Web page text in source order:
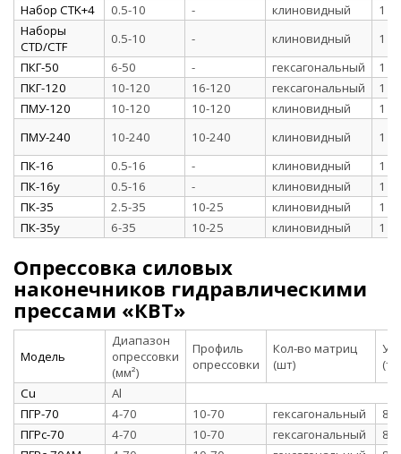
Набор CTK+4
0.5-10 - клиновидный
1
Наборы
CTD/CTF
0.5-10 - клиновидный
1
ПКГ-50
6-50 - гексагональный
1
ПКГ-120
10-120 16-120 гексагональный
1
ПМУ-120
10-120 10-120 клиновидный
1
ПМУ-240
10-240 10-240 клиновидный
1
ПК-16
0.5-16 - клиновидный
1
ПК-16у
0.5-16 - клиновидный
1
ПК-35
2.5-35 10-25 клиновидный
1
ПК-35у
6-35 10-25 клиновидный 1
Опрессовка силовых
наконечников гидравлическими
прессами «КВТ»
Модель
Диапазон
опрессовки
(мм²)
Профиль
опрессовки
Кол-во матриц
(шт)
(т)
Cu
Al
ПГР-70
4-70 10-70 гексагональный
8
ПГРс-70
4-70 10-70 гексагональный
8